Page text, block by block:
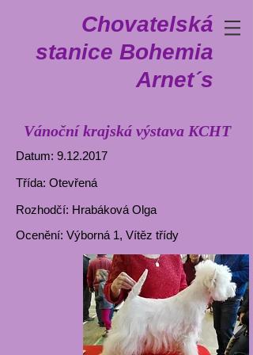
Chovatelská
stanice Bohemia
Arnet´s
Vánoční krajská výstava KCHT
Datum: 9.12.2017
Třída: Otevřená
Rozhodčí: Hrabáková Olga
Ocenění: Výborná 1, Vítěz třídy